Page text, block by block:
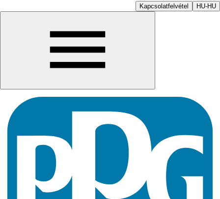
Kapcsolatfelvétel HU-HU